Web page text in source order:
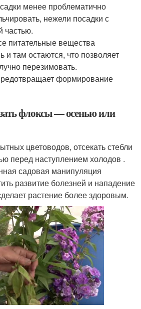
менее проблематично
нежели посадки с
частью.
питательные вещества
и там остаются, что позволяет
перезимовать.
формирование
флоксы — осенью или
цветоводов, отсекать стебли
перед наступлением холодов .
садовая манипуляция
развитие болезней и нападение
растение более здоровым.